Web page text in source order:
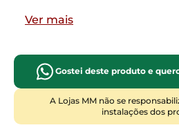
Número de registro/certificação
Idade recomendada a partir de 3
Ver mais
Gostei deste produto e
A Lojas MM não se
instalações dos